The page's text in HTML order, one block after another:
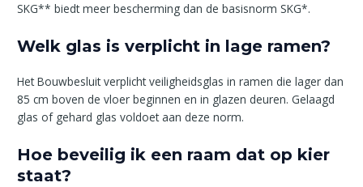
SKG** biedt meer bescherming dan de basisnorm SKG*.
Welk glas is verplicht in lage ramen?
Het Bouwbesluit verplicht veiligheidsglas in ramen die lager dan
85 cm boven de vloer beginnen en in glazen deuren. Gelaagd
glas of gehard glas voldoet aan deze norm.
Hoe beveilig ik een raam dat op kier
staat?